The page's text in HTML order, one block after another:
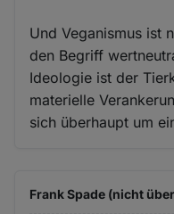
Und Veganismus ist
den Begriff
Ideologie ist der
materielle
sich überhaupt um
Frank Spade (nicht